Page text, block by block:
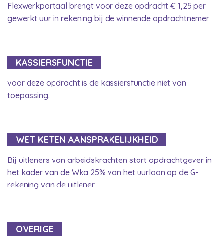
Flexwerkportaal brengt voor deze opdracht € 1,25 per
gewerkt uur in rekening bij de winnende opdrachtnemer
KASSIERSFUNCTIE
voor deze opdracht is de kassiersfunctie niet van
toepassing.
WET KETEN AANSPRAKELIJKHEID
Bij uitleners van arbeidskrachten stort opdrachtgever in
het kader van de Wka 25% van het uurloon op de G-
rekening van de uitlener
OVERIGE